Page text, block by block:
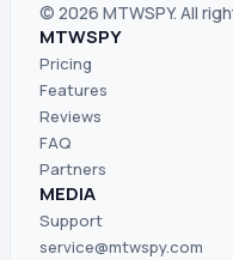
© 2026 MTWSPY. All
MTWSPY
Pricing
Features
Reviews
FAQ
Partners
MEDIA
Support
service@mtwspy.com